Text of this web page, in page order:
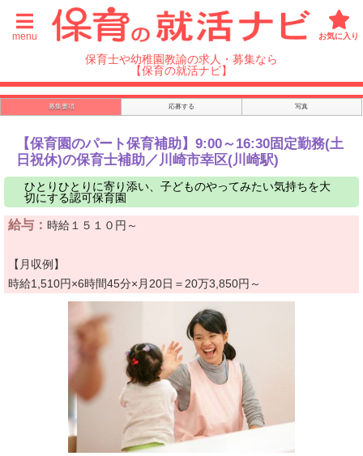
menu お気に入り
保育士や幼稚園教諭の求人・募集なら
【保育の就活ナビ】
募集要項 応募する 写真
【保育園のパート保育補助】9:00～16:30固定勤務(土
日祝休)の保育士補助／川崎市幸区(川崎駅)
ひとりひとりに寄り添い、子どものやってみたい気持ちを大
切にする認可保育園
給与： 時給１５１０円～
【月収例】
時給1,510円×6時間45分×月20日＝20万3,850円～